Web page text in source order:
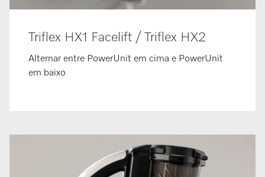
Triflex HX1 Facelift / Triflex HX2
Alternar entre PowerUnit em cima e PowerUnit
em baixo